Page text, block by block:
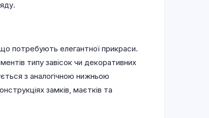
потребують елегантної прикраси.
типу завісок чи декоративних
з аналогічною нижньою
замків, маєтків та